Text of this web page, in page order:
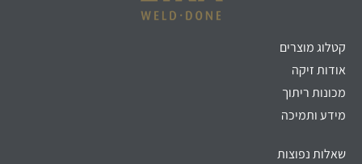
קטלוג מוצרים
אודות זיקה
מכונות ריתוך
מידע ותמיכה
שאלות נפוצות